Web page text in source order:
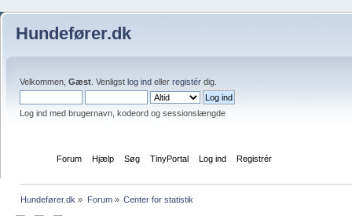
Hundefører.dk
Velkommen, Gæst . Venligst log ind eller registér dig.
Log ind med brugernavn, kodeord og sessionslængde
Forum Hjælp Søg TinyPortal Log ind Registrér
Hundefører.dk » Forum» Center for statistik